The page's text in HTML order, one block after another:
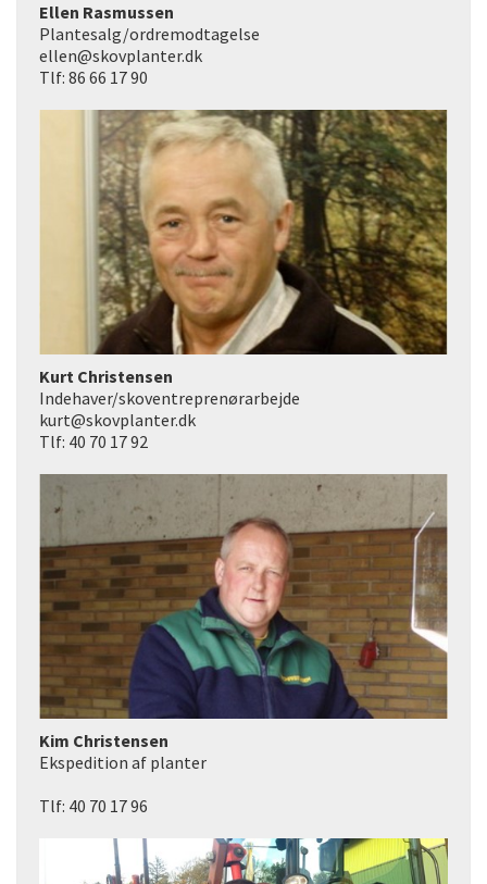
Ellen Rasmussen
Plantesalg/ordremodtagelse
ellen@skovplanter.dk
Tlf: 86 66 17 90
Kurt Christensen
Indehaver/skoventreprenørarbejde
kurt@skovplanter.dk
Tlf: 40 70 17 92
Kim Christensen
Ekspedition af planter
Tlf: 40 70 17 96